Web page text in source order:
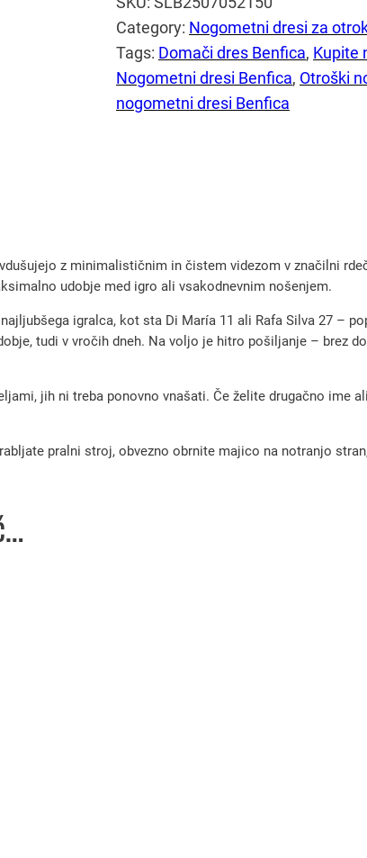
o
š
k
i
e
t
i
e
Category: Nogometni dresi za
Tags: Domači dres Benfica, Kupite
Nogometni dresi Benfica, Otroški
nogometni dresi Benfica
z minimalističnim in čistem videzom v značilni
udobje med igro ali vsakodnevnim nošenjem.
igralca, kot sta Di María 11 ali Rafa Silva 27 –
tudi v vročih dneh. Na voljo je hitro pošiljanje – brez
jih ni treba ponovno vnašati. Če želite drugačno ime
pralni stroj, obvezno obrnite majico na notranjo